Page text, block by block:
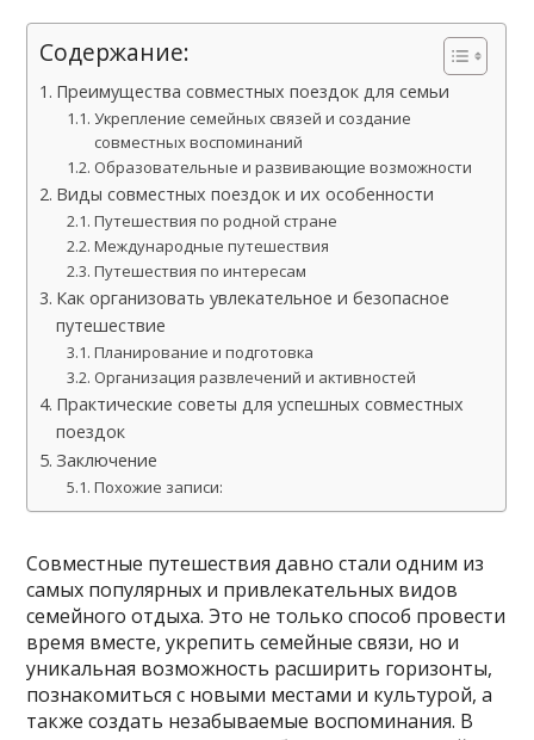
Содержание:
Преимущества совместных поездок для семьи
Укрепление семейных связей и создание
совместных воспоминаний
Образовательные и развивающие возможности
Виды совместных поездок и их особенности
Путешествия по родной стране
Международные путешествия
Путешествия по интересам
Как организовать увлекательное и безопасное
путешествие
Планирование и подготовка
Организация развлечений и активностей
Практические советы для успешных совместных
поездок
Заключение
Похожие записи:
Совместные путешествия давно стали одним из
самых популярных и привлекательных видов
семейного отдыха. Это не только способ провести
время вместе, укрепить семейные связи, но и
уникальная возможность расширить горизонты,
познакомиться с новыми местами и культурой, а
также создать незабываемые воспоминания. В